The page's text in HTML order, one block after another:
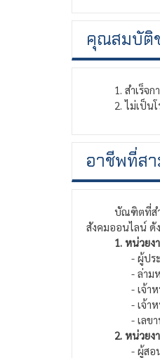
คุณสมบัติ
1. สำเร็จการ
2. ไม่เป็นโรค
อาชีพที่สา
บัณฑิตที่สำเร็จ
สังคมออนไลน์ ดั
1. หน่วยง
- ผู้ประสาน
- ล่ามหรือผู้แ
- เจ้าหน้า
- เจ้าหน้าที่ก
- เลขานุการแ
2. หน่วยง
- ผู้สอนในโ